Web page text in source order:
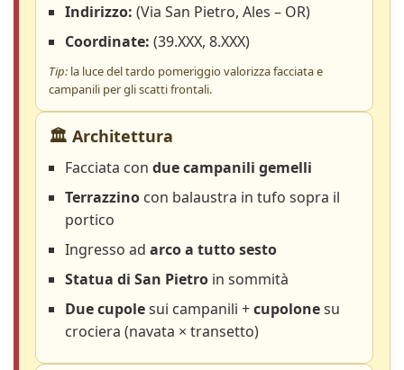
Indirizzo: (Via San Pietro, Ales – OR)
Coordinate: (39.XXX, 8.XXX)
Tip: la luce del tardo pomeriggio valorizza facciata e
campanili per gli scatti frontali.
🏛️ Architettura
Facciata con due campanili gemelli
Terrazzino con balaustra in tufo sopra il
portico
Ingresso ad arco a tutto sesto
Statua di San Pietro in sommità
Due cupolesui campanili +cupolonesu
crociera (navata × transetto)